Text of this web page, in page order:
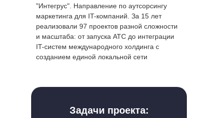
"Интегрус". Направление по аутсорсингу
маркетинга для IT-компаний. За 15 лет
реализовали 97 проектов разной сложности
и масштаба: от запуска АТС до интеграции
IT-систем международного холдинга с
созданием единой локальной сети
Задачи проекта: